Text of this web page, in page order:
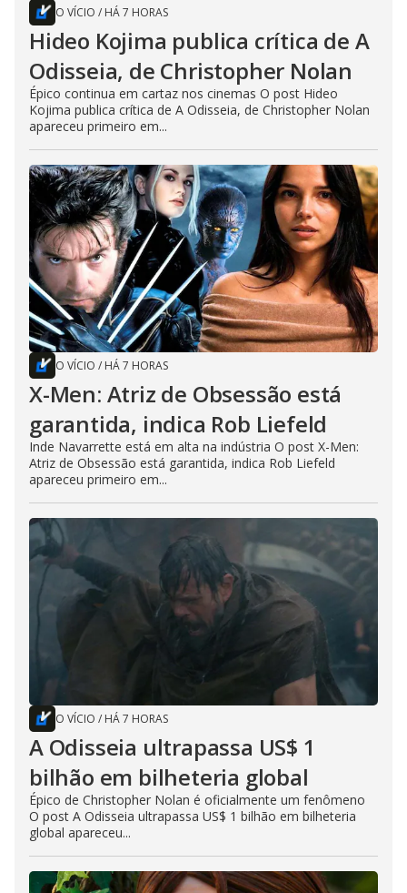
O VÍCIO / HÁ 7 HORAS
Hideo Kojima publica crítica de A
Odisseia, de Christopher Nolan
Épico continua em cartaz nos cinemas O post Hideo
Kojima publica crítica de A Odisseia, de Christopher Nolan
apareceu primeiro em...
O VÍCIO / HÁ 7 HORAS
X-Men: Atriz de Obsessão está
garantida, indica Rob Liefeld
Inde Navarrette está em alta na indústria O post X-Men:
Atriz de Obsessão está garantida, indica Rob Liefeld
apareceu primeiro em...
O VÍCIO / HÁ 7 HORAS
A Odisseia ultrapassa US$ 1
bilhão em bilheteria global
Épico de Christopher Nolan é oficialmente um fenômeno
O post A Odisseia ultrapassa US$ 1 bilhão em bilheteria
global apareceu...